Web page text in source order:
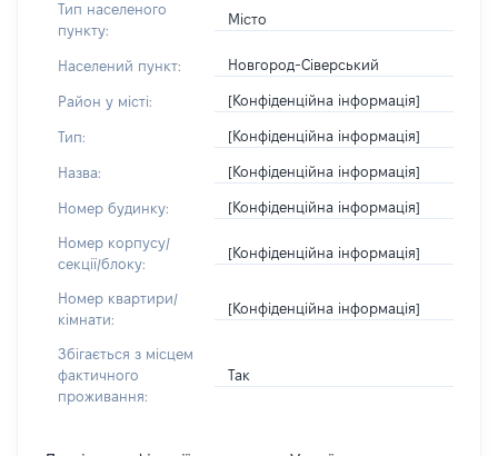
Тип населеного
пункту:
Місто
Населений пункт: Новгород-Сіверський
Район у місті: [Конфіденційна інформація]
Тип: [Конфіденційна інформація]
Назва: [Конфіденційна інформація]
Номер будинку: [Конфіденційна інформація]
Номер корпусу/
секції/блоку:
[Конфіденційна інформація]
Номер квартири/
кімнати:
[Конфіденційна інформація]
Збігається з місцем
фактичного
проживання:
Так